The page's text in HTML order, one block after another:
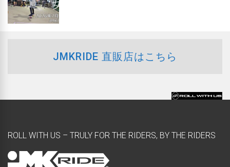
JMKRIDE 直販店はこちら
ROLL WITH US – TRULY FOR THE RIDERS, BY THE RIDERS